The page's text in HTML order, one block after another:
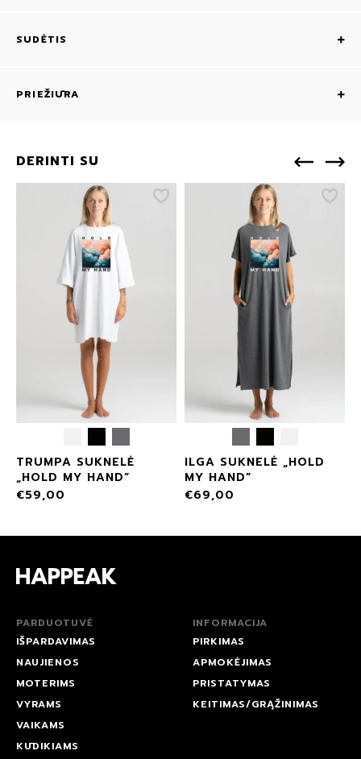
SUDĖTIS
PRIEŽIŪRA
DERINTI SU
TRUMPA SUKNELĖ
„HOLD MY HAND”
€59,00
ILGA SUKNELĖ „HOLD
MY HAND”
€69,00
PARDUOTUVĖ
IŠPARDAVIMAS
NAUJIENOS
MOTERIMS
VYRAMS
VAIKAMS
KŪDIKIAMS
INFORMACIJA
PIRKIMAS
APMOKĖJIMAS
PRISTATYMAS
KEITIMAS/GRĄŽINIMAS